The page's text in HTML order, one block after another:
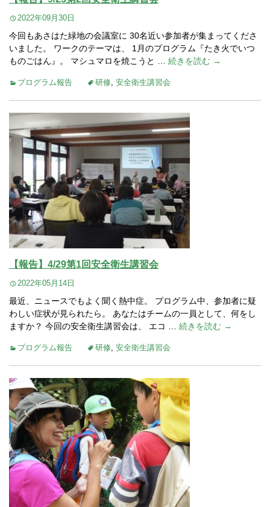
2022年09月30日
今回もあさはた緑地の会議室に 30名近い参加者が集まってくださ
いました。 ワークのテーマは、 1月のプログラム『たき火でいつ
ものごはん』。 マシュマロを焼こうと … 続きを読む →
プログラム報告 研修, 安全衛生講習会
【報告】4/29第1回安全衛生講習会
2022年05月14日
最近、ニュースでもよく聞く熱中症。 プログラム中、参加者に疑
わしい症状が見られたら。 あなたはチームの一員として、何をし
ますか？ 今回の安全衛生講習会は、 エコ … 続きを読む →
プログラム報告 研修, 安全衛生講習会